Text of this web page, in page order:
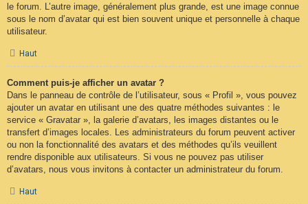
le forum. L’autre image, généralement plus grande, est une image connue
sous le nom d’avatar qui est bien souvent unique et personnelle à chaque
utilisateur.
Haut
Comment puis-je afficher un avatar ?
Dans le panneau de contrôle de l’utilisateur, sous « Profil », vous pouvez
ajouter un avatar en utilisant une des quatre méthodes suivantes : le
service « Gravatar », la galerie d’avatars, les images distantes ou le
transfert d’images locales. Les administrateurs du forum peuvent activer
ou non la fonctionnalité des avatars et des méthodes qu’ils veuillent
rendre disponible aux utilisateurs. Si vous ne pouvez pas utiliser
d’avatars, nous vous invitons à contacter un administrateur du forum.
Haut